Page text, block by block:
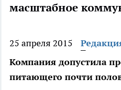
масштабное
25 апреля 2015
Компания допустила
питающего почти